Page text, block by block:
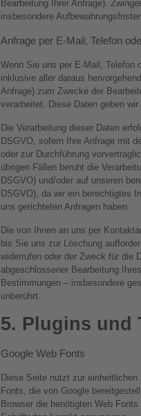
Bearbeitung Ihrer Anfrage).
insbesondere
Anfrage per E-Mail, Telefon
Wenn Sie uns per E-Mail, Telefon
inklusive aller daraus
Anfrage) zum Zwecke der
verarbeitet. Diese Daten geben
Die Verarbeitung dieser Daten
DSGVO, sofern Ihre Anfrage mit
oder zur Durchführung
übrigen Fällen beruht die
DSGVO) und/oder auf unseren
DSGVO), da wir ein berechtigtes
uns gerichteten Anfragen haben.
Die von Ihnen an uns per
bis Sie uns zur Löschung
widerrufen oder der Zweck für die
abgeschlossener Bearbeitung
Bestimmungen – insbesondere
unberührt.
5. Plugins und
Google Web Fonts
Diese Seite nutzt zur
Fonts, die von Google
Browser die benötigten Web